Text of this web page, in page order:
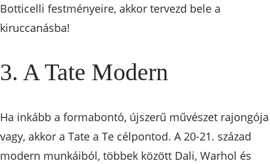
Botticelli festményeire, akkor tervezd bele a
kiruccanásba!
3. A Tate Modern
Ha inkább a formabontó, újszerű művészet rajongója
vagy, akkor a Tate a Te célpontod. A 20-21. század
modern munkáiból, többek között Dali, Warhol és